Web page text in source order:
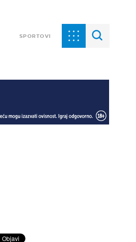
SPORTOVI